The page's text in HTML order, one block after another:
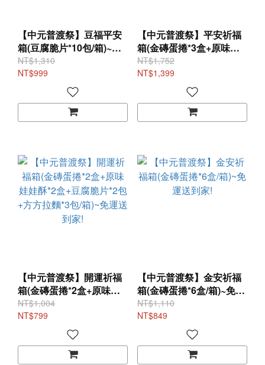
【中元普渡祭】豆福平安
箱(豆腐脆片*10包/箱)~免
運送到家!
NT$1,310
NT$999
【中元普渡祭】平安祈福
箱(金磚蛋捲*3盒+原味娃
娃酥*3盒+豆腐脆片*3包
+東坡肉酥*1包+方方拉麵
*4包/箱)~免運送到家!
NT$1,752
NT$1,399
【中元普渡祭】開運祈福
箱(金磚蛋捲*2盒+原味娃
娃酥*2盒+豆腐脆片*2包
+方方拉麵*3包/箱)~免運送
NT$1,004
NT$799
【中元普渡祭】金安祈福
箱(金磚蛋捲*6盒/箱)~免運
送到家!
NT$1,110
NT$849